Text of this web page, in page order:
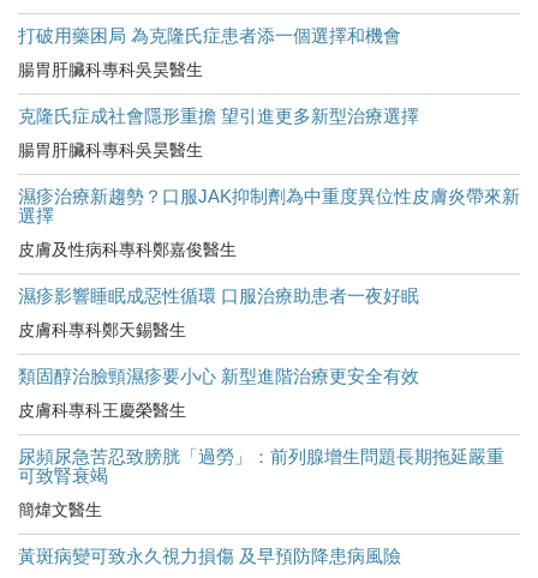
打破用藥困局 為克隆氏症患者添一個選擇和機會
腸胃肝臟科專科吳昊醫生
克隆氏症成社會隱形重擔 望引進更多新型治療選擇
腸胃肝臟科專科吳昊醫生
濕疹治療新趨勢？口服JAK抑制劑為中重度異位性皮膚炎帶來新
選擇
皮膚及性病科專科鄭嘉俊醫生
濕疹影響睡眠成惡性循環 口服治療助患者一夜好眠
皮膚科專科鄭天錫醫生
類固醇治臉頸濕疹要小心 新型進階治療更安全有效
皮膚科專科王慶榮醫生
尿頻尿急苦忍致膀胱「過勞」：前列腺增生問題長期拖延嚴重
可致腎衰竭
簡煒文醫生
黃斑病變可致永久視力損傷 及早預防降患病風險